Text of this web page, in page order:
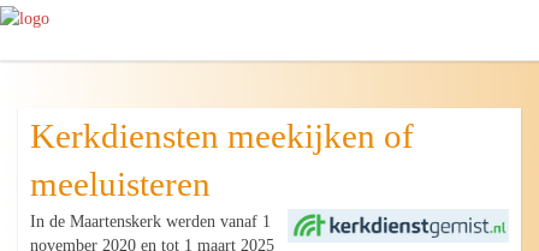
Kerkdiensten meekijken of
meeluisteren
In de Maartenskerk werden vanaf 1
november 2020 en tot 1 maart 2025